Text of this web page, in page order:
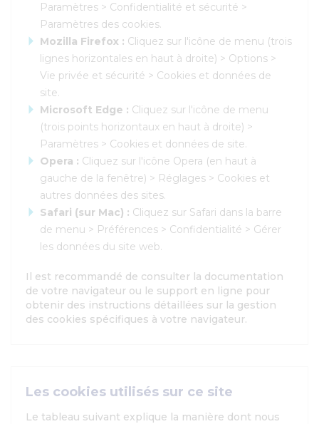
Paramètres > Confidentialité et sécurité >
Paramètres des cookies.
Mozilla Firefox : Cliquez sur l'icône de menu (trois
lignes horizontales en haut à droite) > Options >
Vie privée et sécurité > Cookies et données de
site.
Microsoft Edge : Cliquez sur l'icône de menu
(trois points horizontaux en haut à droite) >
Paramètres > Cookies et données de site.
Opera : Cliquez sur l'icône Opera (en haut à
gauche de la fenêtre) > Réglages > Cookies et
autres données des sites.
Safari (sur Mac) : Cliquez sur Safari dans la barre
de menu > Préférences > Confidentialité > Gérer
les données du site web.
Il est recommandé de consulter la documentation
de votre navigateur ou le support en ligne pour
obtenir des instructions détaillées sur la gestion
des cookies spécifiques à votre navigateur.
Les cookies utilisés sur ce site
Le tableau suivant explique la manière dont nous